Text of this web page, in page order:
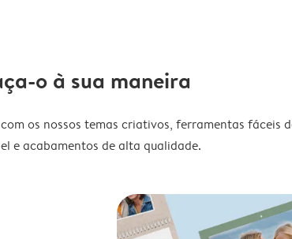
o à sua maneira
os nossos temas criativos, ferramentas fáceis
e acabamentos de alta qualidade.